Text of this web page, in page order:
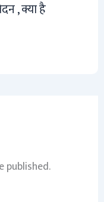
, क्या है
published.